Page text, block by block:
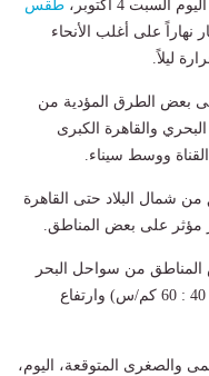
4 أكتوبر،
طقس
نهاراً على أغلب الأنحاء
ليلاً.
مائية من 8 صباحاً على بعض الطرق المؤدية من
والقاهرة الكبرى
ووسط سيناء.
شمال البلاد حتى القاهرة
مؤثر على بعض المناطق.
المناطق من سواحل البحر
الأحمر وخليج السويس وسرعة الرياح من ( 40 : 60 كم/س) وارتفاع
والصغرى المتوقعة، اليوم،